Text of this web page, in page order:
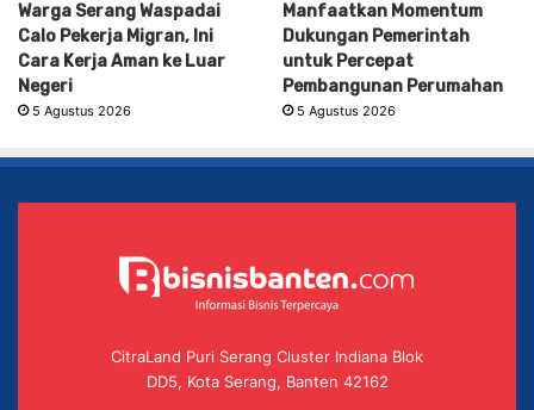
Warga Serang Waspadai
Calo Pekerja Migran, Ini
Cara Kerja Aman ke Luar
Negeri
5 Agustus 2026
Manfaatkan Momentum
Dukungan Pemerintah
untuk Percepat
Pembangunan Perumahan
5 Agustus 2026
CitraLand Puri Serang Cluster Indiana Blok
DD5, Kota Serang, Banten 42162